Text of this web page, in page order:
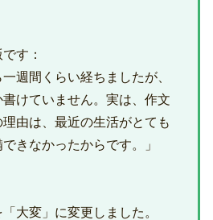
す：
週間くらい経ちましたが、
けていません。実は、作文
由は、最近の生活がとても
きなかったからです。」
大変」に変更しました。